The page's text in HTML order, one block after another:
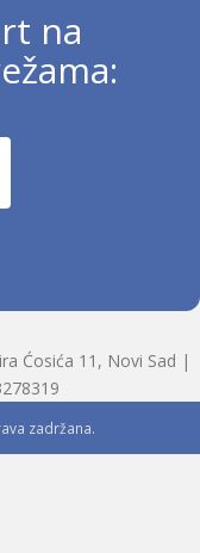
na
Ćosića 11, Novi Sad |
zadržana.